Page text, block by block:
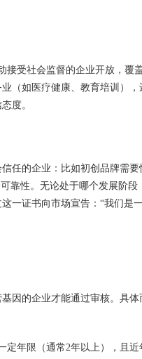
接受社会监督的企业开放，
（如医疗健康、教育培训）
态度。
任的企业：比如初创品牌需
靠性。无论处于哪个发展阶
一证书向市场宣告：“我们是
因的企业才能通过审核。具
年限（通常2年以上），且